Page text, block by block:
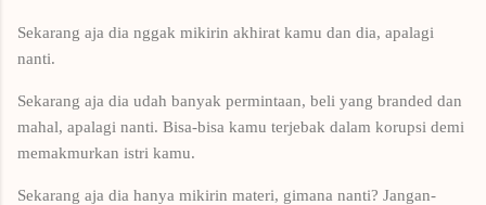
Sekarang aja dia nggak mikirin akhirat kamu dan dia, apalagi
nanti.
Sekarang aja dia udah banyak permintaan, beli yang branded dan
mahal, apalagi nanti. Bisa-bisa kamu terjebak dalam korupsi demi
memakmurkan istri kamu.
Sekarang aja dia hanya mikirin materi, gimana nanti? Jangan-